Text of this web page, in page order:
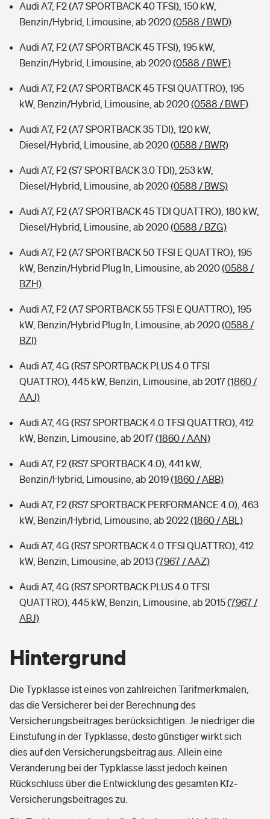
Audi A7, F2 (A7 SPORTBACK 40 TFSI), 150 kW,
Benzin/Hybrid, Limousine, ab 2020(0588 / BWD)
Audi A7, F2 (A7 SPORTBACK 45 TFSI), 195 kW,
Benzin/Hybrid, Limousine, ab 2020(0588 / BWE)
Audi A7, F2 (A7 SPORTBACK 45 TFSI QUATTRO), 195
kW, Benzin/Hybrid, Limousine, ab 2020(0588 / BWF)
Audi A7, F2 (A7 SPORTBACK 35 TDI), 120 kW,
Diesel/Hybrid, Limousine, ab 2020(0588 / BWR)
Audi A7, F2 (S7 SPORTBACK 3.0 TDI), 253 kW,
Diesel/Hybrid, Limousine, ab 2020(0588 / BWS)
Audi A7, F2 (A7 SPORTBACK 45 TDI QUATTRO), 180 kW,
Diesel/Hybrid, Limousine, ab 2020(0588 / BZG)
Audi A7, F2 (A7 SPORTBACK 50 TFSI E QUATTRO), 195
kW, Benzin/Hybrid Plug In, Limousine, ab 2020(0588 /
BZH)
Audi A7, F2 (A7 SPORTBACK 55 TFSI E QUATTRO), 195
kW, Benzin/Hybrid Plug In, Limousine, ab 2020(0588 /
BZI)
Audi A7, 4G (RS7 SPORTBACK PLUS 4.0 TFSI
QUATTRO), 445 kW, Benzin, Limousine, ab 2017(1860 /
AAJ)
Audi A7, 4G (RS7 SPORTBACK 4.0 TFSI QUATTRO), 412
kW, Benzin, Limousine, ab 2017(1860 / AAN)
Audi A7, F2 (RS7 SPORTBACK 4.0), 441 kW,
Benzin/Hybrid, Limousine, ab 2019(1860 / ABB)
Audi A7, F2 (RS7 SPORTBACK PERFORMANCE 4.0), 463
kW, Benzin/Hybrid, Limousine, ab 2022(1860 / ABL)
Audi A7, 4G (RS7 SPORTBACK 4.0 TFSI QUATTRO), 412
kW, Benzin, Limousine, ab 2013(7967 / AAZ)
Audi A7, 4G (RS7 SPORTBACK PLUS 4.0 TFSI
QUATTRO), 445 kW, Benzin, Limousine, ab 2015(7967 /
ABJ)
Hintergrund
Die Typklasse ist eines von zahlreichen Tarifmerkmalen,
das die Versicherer bei der Berechnung des
Versicherungsbeitrages berücksichtigen. Je niedriger die
Einstufung in der Typklasse, desto günstiger wirkt sich
dies auf den Versicherungsbeitrag aus. Allein eine
Veränderung bei der Typklasse lässt jedoch keinen
Rückschluss über die Entwicklung des gesamten Kfz-
Versicherungsbeitrages zu.